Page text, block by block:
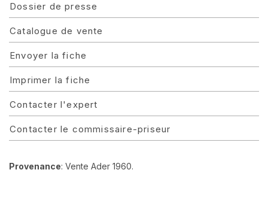
Dossier de presse
Catalogue de vente
Envoyer la fiche
Imprimer la fiche
Contacter l'expert
Contacter le commissaire-priseur
Provenance: Vente Ader 1960.